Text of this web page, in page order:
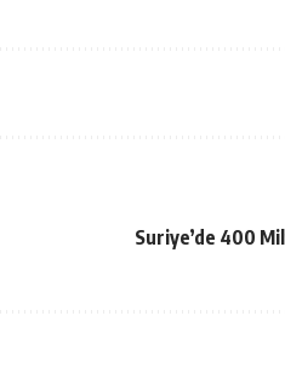
Suriye’de 400